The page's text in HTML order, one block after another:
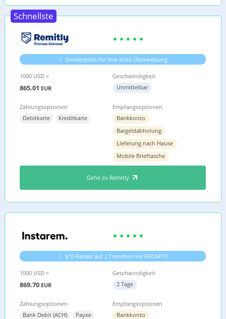
Schnellste
Sonderpreis für Ihre erste Überweisung
1000 USD =
865.01 EUR
Geschwindigkeit
Unmittelbar
Zahlungsoptionen
Debitkarte
Kreditkarte
Empfangsoptionen
Bankkonto
Bargeldabholung
Lieferung nach Hause
Mobile Brieftasche
Gehe zu Remitly
$10 Rabatt auf 2 Transfers mit FROMTO
1000 USD =
869.70 EUR
Geschwindigkeit
2 Tage
Zahlungsoptionen
Bank Debit (ACH)
Payee
Empfangsoptionen
Bankkonto